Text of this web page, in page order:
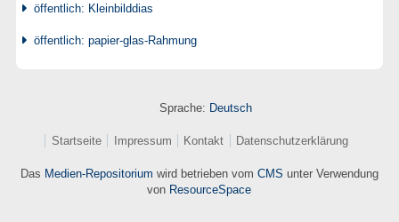
öffentlich: Kleinbilddias
öffentlich: papier-glas-Rahmung
Sprache: Deutsch
Startseite Impressum Kontakt Datenschutzerklärung
Das Medien-Repositorium wird betrieben vom CMS unter Verwendung
von ResourceSpace